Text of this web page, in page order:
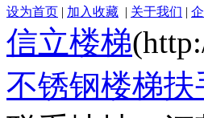
设为首页 | 加入收藏 | 关于我们 |
信立楼梯
不锈钢楼梯扶